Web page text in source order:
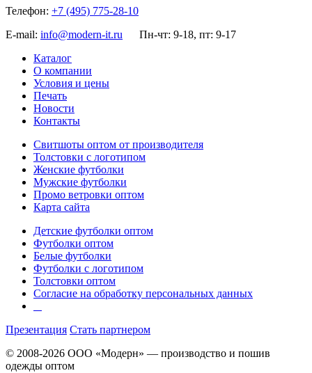
Телефон: +7 (495) 775-28-10
E-mail: info@modern-it.ru
Пн-чт: 9-18, пт: 9-17
Каталог
О компании
Условия и цены
Печать
Новости
Контакты
Свитшоты оптом от производителя
Толстовки с логотипом
Женские футболки
Мужские футболки
Промо ветровки оптом
Карта сайта
Детские футболки оптом
Футболки оптом
Белые футболки
Футболки с логотипом
Толстовки оптом
Согласие на обработку персональных данных
Презентация Стать партнером
© 2008-2026 ООО «Модерн» — производство и пошив
одежды оптом